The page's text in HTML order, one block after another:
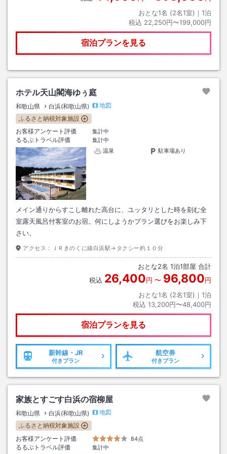
おとな1名 (2名1室)｜ 1泊
税込 22,250円〜199,000円
宿泊プランを見る
ホテル天山閣海ゆぅ庭
和歌山県 白浜(和歌山県)
地図
ふるさと納税対象施設
お客様アンケート評価
集計中
るるぶトラベル評価
集計中
温泉
駐車場あり
メイン通りからすこし離れた高台に、ユッタリとした時を刻む全
室露天風呂付客室のお宿。何にしようかプラン選びをお楽しみ下
さい。
アクセス： ＪＲきのくに線白浜駅→タクシー約１０分
おとな2名 1泊1部屋 合計
税込 26,400円 〜 96,800円
おとな1名 (2名1室)｜ 1泊
税込 13,200円〜48,400円
宿泊プランを見る
新幹線・JR
付きプラン
航空券
付きプラン
家族とすごす白浜の宿柳屋
和歌山県 白浜(和歌山県)
地図
ふるさと納税対象施設
お客様アンケート評価
84点
るるぶトラベル評価
集計中